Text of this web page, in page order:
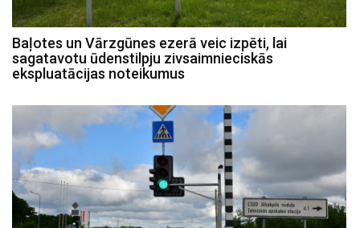
Baļotes un Vārzgūnes ezerā veic izpēti, lai
sagatavotu ūdenstilpju zivsaimnieciskās
ekspluatācijas noteikumus